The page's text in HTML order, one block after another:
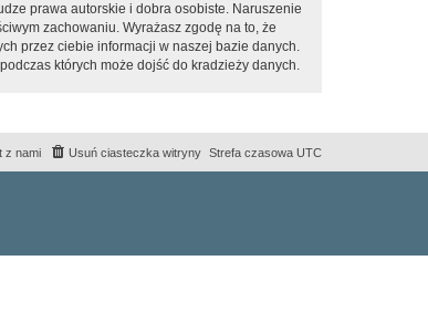
prawa autorskie i dobra osobiste. Naruszenie
zachowaniu. Wyrażasz zgodę na to, że
przez ciebie informacji w naszej bazie danych.
których może dojść do kradzieży danych.
Strefa czasowa UTC
Usuń ciasteczka witryny
z nami